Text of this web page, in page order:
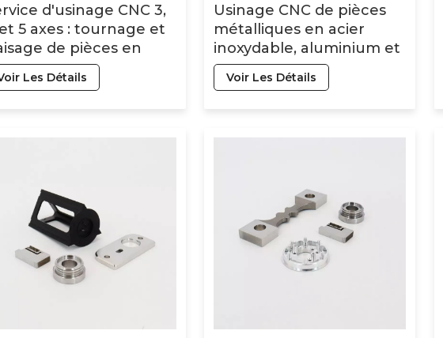
d'usinage CNC 3,
5 axes : tournage et
de pièces en
et en acier
avec
Les Détails
Usinage CNC de pièces
métalliques en acier
inoxydable, aluminium et
laiton pour
l'aéronautique
Voir Les Détails